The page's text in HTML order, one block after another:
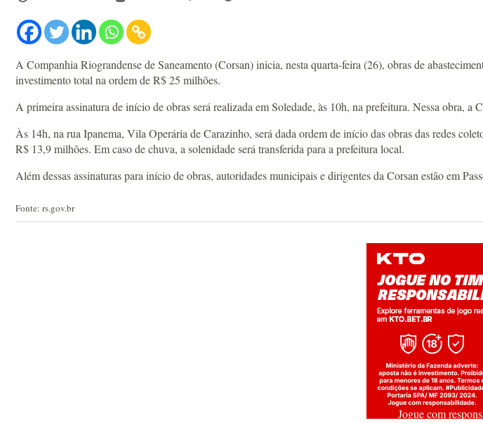
A Companhia Riograndense de Saneamento (Corsan) inicia, nesta quarta-feira (26), obras de
investimento total na ordem de R$ 25 milhões.
A primeira assinatura de início de obras será realizada em Soledade, às 10h, na prefeitura. Nessa obra,
Às 14h, na rua Ipanema, Vila Operária de Carazinho, será dada ordem de início das obras das redes
R$ 13,9 milhões. Em caso de chuva, a solenidade será transferida para a prefeitura local.
Além dessas assinaturas para início de obras, autoridades municipais e dirigentes da Corsan estão em
Fonte: rs.gov.br
Jogue com